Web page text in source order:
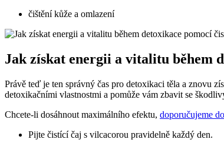
čištění kůže a omlazení
Jak získat energii a vitalitu během
Právě teď je ten správný čas pro detoxikaci těla a znovu
detoxikačními vlastnostmi a pomůže vám zbavit se
Chcete-li dosáhnout maximálního efektu, doporučujeme
Pijte čistící čaj s vilcacorou pravidelně každý den.